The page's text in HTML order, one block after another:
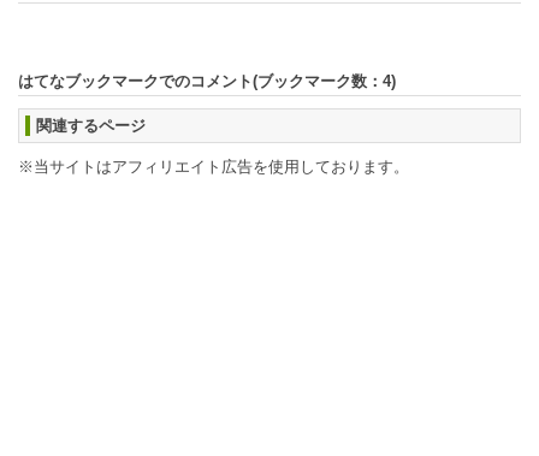
はてなブックマークでのコメント(ブックマーク数： 4)
関連するページ
※当サイトはアフィリエイト広告を使用しております。